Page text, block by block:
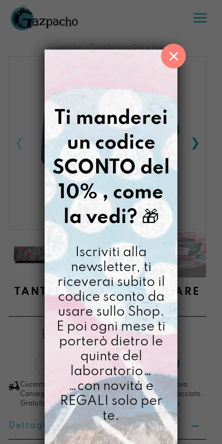
Salta
contenuto
Gazpacho > TantoSoldino Dire e Fare
TANTOSOLDINO DIRE E FARE
€ 48,00
[ Portafoglio: 10,5 x 20,5 x 2,5 cm ]
TantoSoldino
e
Fare
quantità
LO VOGLIO
Cuciamo ogni ordine nel nostro laboratorio di Padova.
Consegna in 4/5 giorni lavorativi, pacco sempre tracciato.
Gratuita per ordini di importo superiore ai 100 euro.
Dettagli prodotto
Ti manderei
un codice
SCONTO del
10% , come
la vedi? 🎁
Iscriviti alla
newsletter, ti
riceverai subito il
codice sconto da
usare sullo Shop.
E poi ogni mese ti
porterò dietro le
quinte del
laboratorio…
…con novità e
REGALI solo per
te.
×